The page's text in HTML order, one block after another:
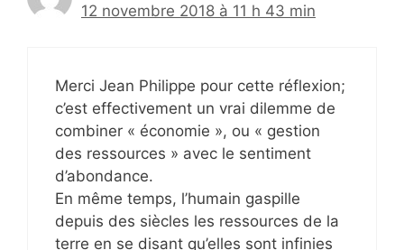
12 novembre 2018 à 11 h 43 min
Merci Jean Philippe pour cette réflexion;
c’est effectivement un vrai dilemme de
combiner « économie », ou « gestion
des ressources » avec le sentiment
d’abondance.
En même temps, l’humain gaspille
depuis des siècles les ressources de la
terre en se disant qu’elles sont infinies